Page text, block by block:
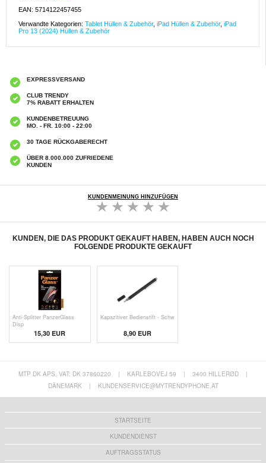
EAN: 5714122457455
Verwandte Kategorien: Tablet Hüllen & Zubehör, iPad Hüllen & Zubehör, iPad
Pro 13 (2024) Hüllen & Zubehör
EXPRESSVERSAND
CLUB TRENDY
7% RABATT ERHALTEN
KUNDENBETREUUNG
MO. - FR. 10:00 - 22:00
30 TAGE RÜCKGABERECHT
ÜBER 8.000.000 ZUFRIEDENE
KUNDEN
KUNDENMEINUNG HINZUFÜGEN
KUNDEN, DIE DAS PRODUKT GEKAUFT HABEN, HABEN AUCH NOCH
FOLGENDE PRODUKTE GEKAUFT
Anti-Splitter PanzerGlass
Disp
15,30 EUR
Kapazitiver Bedienstift - Schw
8,90 EUR
MTP DK APS, VAT: DK 37860220 | KARLEBOVEJ 59 | 3400 HILLERØD
|
DÄNEMARK
| KUNDENSERVICE@MYTRENDYPHONE.AT
STARTSEITE
KUNDENDIENST
AUFTRAGSSTATUS